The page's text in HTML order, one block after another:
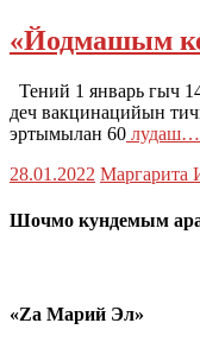
«Йодмашым
Тений 1 январь гыч
деч вакцинацийын
эртымылан 60 лудаш…
28.01.2022 Маргарита
Шочмо кундемым
«Zа Марий Эл»